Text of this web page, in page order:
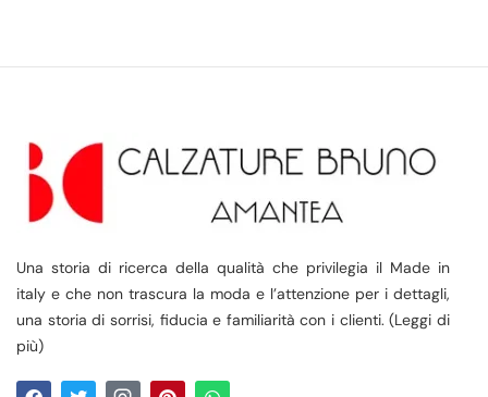
Una storia di ricerca della qualità che privilegia il Made in
italy e che non trascura la moda e l’attenzione per i dettagli,
una storia di sorrisi, fiducia e familiarità con i clienti. (Leggi di
più)